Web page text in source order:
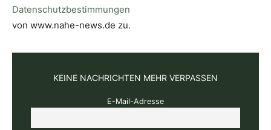
Datenschutzbestimmungen
von www.nahe-news.de zu.
KEINE NACHRICHTEN MEHR VERPASSEN
E-Mail-Adresse